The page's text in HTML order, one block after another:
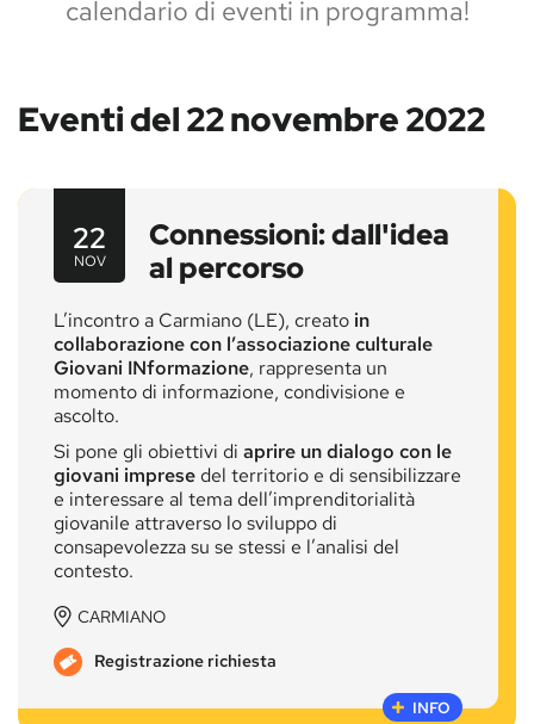
calendario di eventi in programma!
Eventi del 22 novembre 2022
22
NOV
Connessioni: dall'idea
al percorso
L’incontro a Carmiano (LE), creato in
collaborazione con l’associazioneculturale
Giovani INformazione, rappresenta un
momento di informazione, condivisione e
ascolto.
Si pone gli obiettivi di aprire un dialogo con le
giovani impresedel territorio e di sensibilizzare
e interessare al tema dell’imprenditorialità
giovanile attraverso lo sviluppo di
consapevolezza su se stessi e l’analisi del
contesto.
INFO
CARMIANO
Registrazione richiesta